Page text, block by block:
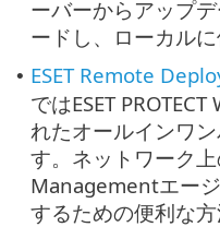
ーバーからアップ
ードし、ローカルに
• ESET Remote
ではESET
れたオールインワ
す。ネットワーク
Managementエー
するための便利な方